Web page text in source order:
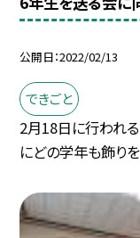
公開日 2022/02/13
できごと
2月18日に行われ
にどの学年も飾り